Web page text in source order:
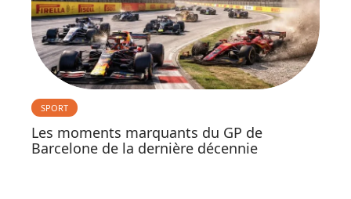
SPORT
Les moments marquants du GP de
Barcelone de la dernière décennie